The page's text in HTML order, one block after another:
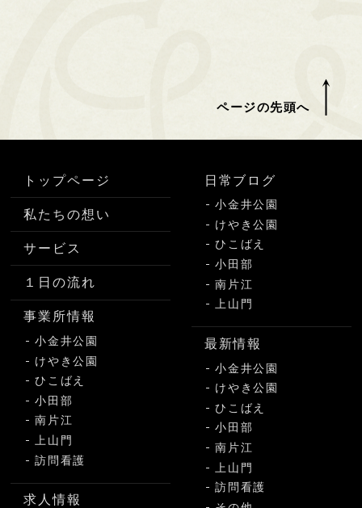
ページの先頭へ
トップページ
私たちの想い
サービス
１日の流れ
事業所情報
小金井公園
けやき公園
ひこばえ
小田部
南片江
上山門
訪問看護
求人情報
日常ブログ
小金井公園
けやき公園
ひこばえ
小田部
南片江
上山門
最新情報
小金井公園
けやき公園
ひこばえ
小田部
南片江
上山門
訪問看護